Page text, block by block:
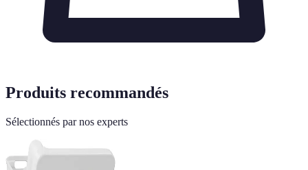
Produits recommandés
Sélectionnés par nos experts